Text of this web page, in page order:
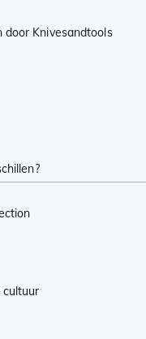
door Knivesandtools
cultuur